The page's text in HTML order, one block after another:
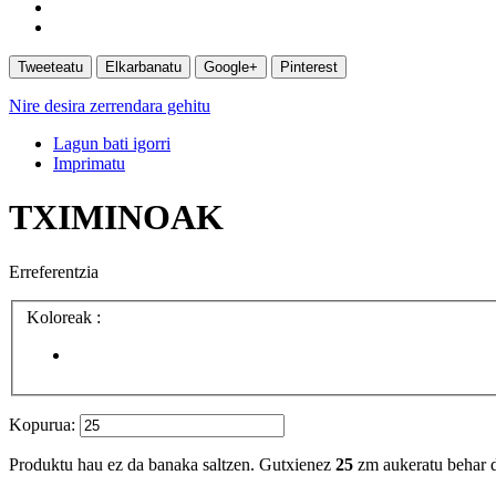
Tweeteatu Elkarbanatu Google+ Pinterest
Nire desira zerrendara gehitu
Lagun bati igorri
Imprimatu
TXIMINOAK
Erreferentzia
Koloreak :
Kopurua:
Produktu hau ez da banaka saltzen. Gutxienez 25 zm aukeratu behar